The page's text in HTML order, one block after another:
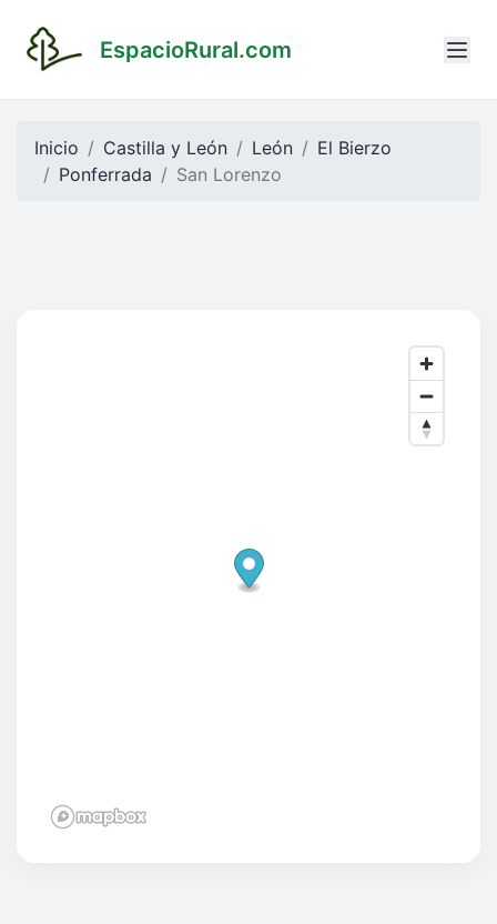
EspacioRural.com
Inicio Castilla y León León
El Bierzo
Ponferrada
San Lorenzo